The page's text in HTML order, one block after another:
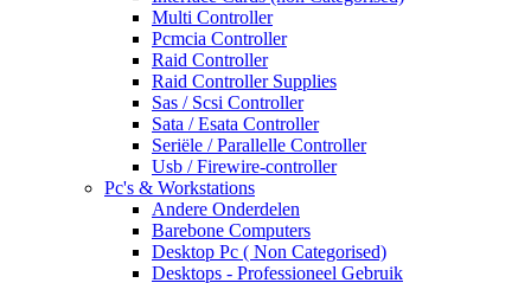
Multi Controller
Pcmcia Controller
Raid Controller
Raid Controller Supplies
Sas / Scsi Controller
Sata / Esata Controller
Seriële / Parallelle Controller
Usb / Firewire-controller
Pc's & Workstations
Andere Onderdelen
Barebone Computers
Desktop Pc ( Non Categorised)
Desktops - Professioneel Gebruik